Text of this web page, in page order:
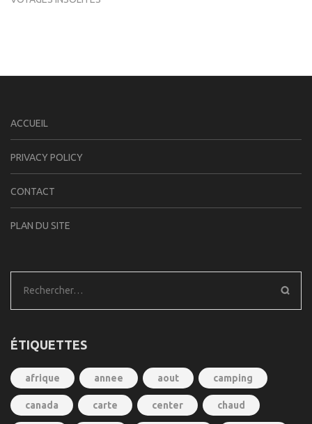
ACCUEIL
PRIVACY POLICY
CONTACT
PLAN DU SITE
Rechercher :
ÉTIQUETTES
afrique annee aout camping
canada carte center chaud